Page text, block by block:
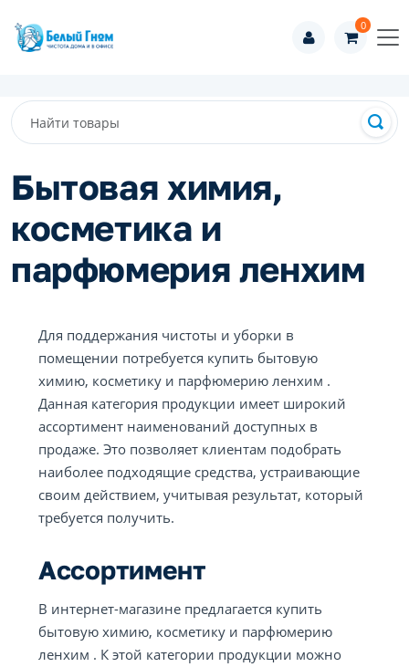
0
Бытовая химия,
косметика и
парфюмерия ленхим
Для поддержания чистоты и уборки в
помещении потребуется купить бытовую
химию, косметику и парфюмерию ленхим .
Данная категория продукции имеет широкий
ассортимент наименований доступных в
продаже. Это позволяет клиентам подобрать
наиболее подходящие средства, устраивающие
своим действием, учитывая результат, который
требуется получить.
Ассортимент
В интернет-магазине предлагается купить
бытовую химию, косметику и парфюмерию
ленхим . К этой категории продукции можно